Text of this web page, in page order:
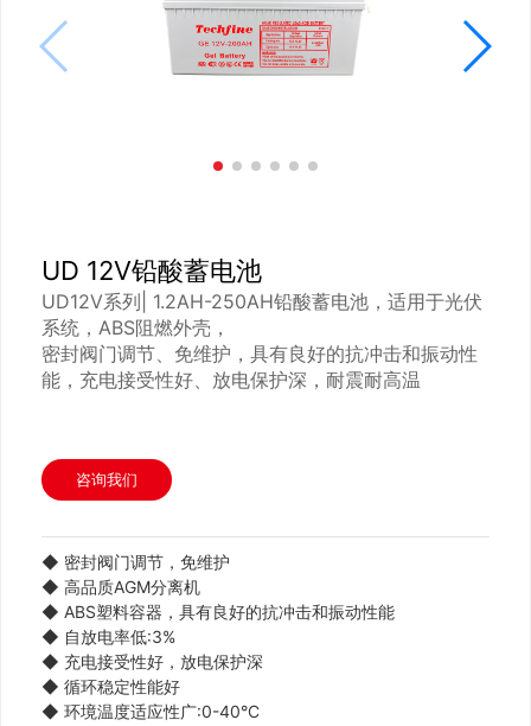
UD 12V铅酸蓄电池
UD12V系列| 1.2AH-250AH铅酸蓄电池，适用于光伏
系统，ABS阻燃外壳，
密封阀门调节、免维护，具有良好的抗冲击和振动性
能，充电接受性好、放电保护深，耐震耐高温
咨询我们
◆ 密封阀门调节，免维护
◆高品质AGM分离机
◆ ABS塑料容器，具有良好的抗冲击和振动性能
◆ 自放电率低:3%
◆ 充电接受性好，放电保护深
◆循环稳定性能好
◆环境温度适应性广:0-40°C